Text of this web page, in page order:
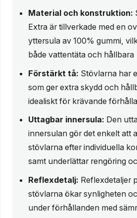
Material och konstruktion:
Extra är tillverkade med en
yttersula av 100% gummi,
både vattentäta och hållbara
Förstärkt tå: Stövlarna har
som ger extra skydd och
idealiskt för krävande
Uttagbar innersula: Den
innersulan gör det enkelt att
stövlarna efter individuella
samt underlättar rengöring
Reflexdetalj: Reflexdetaljer
stövlarna ökar synligheten
under förhållanden med